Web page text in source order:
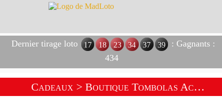
Dernier tirage loto 17 18 23 34 37 39
: Gagnants :
434
Cadeaux > Boutique Tombolas Accessoires Enfants